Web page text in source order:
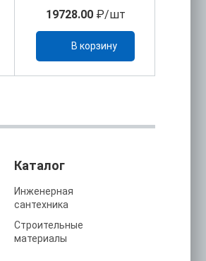
19728.00₽/шт
В корзину
Каталог
Инженерная
сантехника
Строительные
материалы